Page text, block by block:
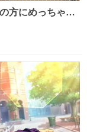
方にめっちゃ吠